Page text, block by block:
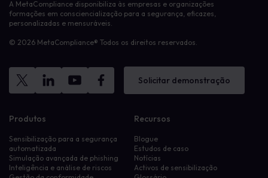
A MetaCompliance disponibiliza às empresas e organizações
formações em consciencialização para a segurança, eficazes,
personalizadas e mensuráveis.
© 2026 MetaCompliance® Todos os direitos reservados.
Solicitar demonstração
Produtos
Sensibilização para a segurança
automatizada
Simulação avançada de phishing
Inteligência e análise de riscos
Recursos
Blogue
Estudos de caso
Notícias
Activos de sensibilização